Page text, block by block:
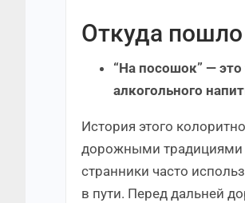
Откуда
“На посошок” —
алкогольного
История этого
дорожными традициями
странники часто
в пути. Перед дальней